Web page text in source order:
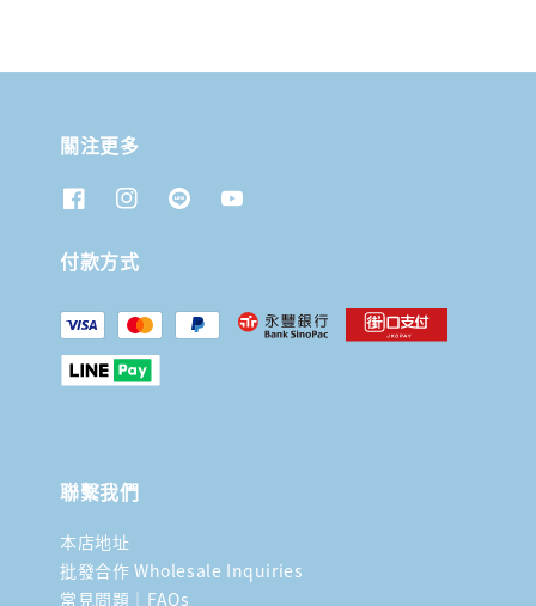
關注更多
付款方式
聯繫我們
本店地址
批發合作 Wholesale Inquiries
常見問題｜FAQs